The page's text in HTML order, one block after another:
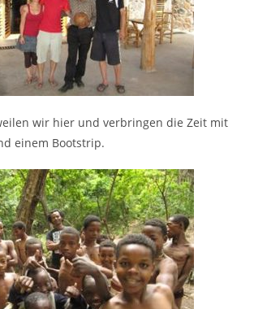
wir hier und verbringen die Zeit mit
einem Bootstrip.